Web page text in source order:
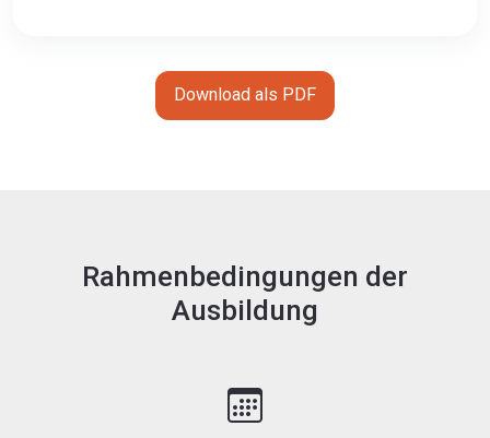
Download als PDF
Rahmenbedingungen der
Ausbildung